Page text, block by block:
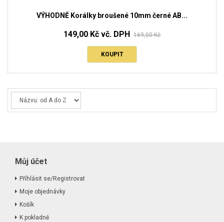
VÝHODNĚ Korálky broušené 10mm černé AB...
149,00 Kč vč. DPH 169,00 Kč
KOUPIT
Můj účet
Příhlásit se/Registrovat
Moje objednávky
Košík
K pokladně